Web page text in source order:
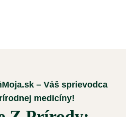
– Váš sprievodca
medicíny!